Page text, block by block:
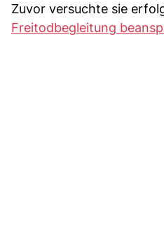
Zuvor versuchte sie
Freitodbegleitung